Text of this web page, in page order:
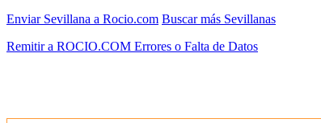
Enviar Sevillana a Rocio.com Buscar más Sevillanas
Remitir a ROCIO.COM Errores o Falta de Datos